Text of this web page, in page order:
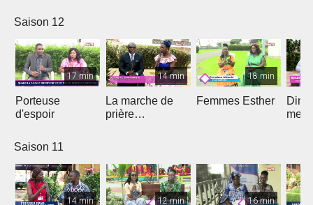
Saison 12
17 min
Porteuse
d'espoir
14 min
La marche de
prière
18 min
Femmes Esther
Saison 11
14 min 12 min 16 min